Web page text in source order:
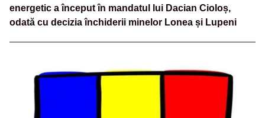
energetic a început în mandatul lui Dacian Cioloș,
odată cu decizia închiderii minelor Lonea și Lupeni